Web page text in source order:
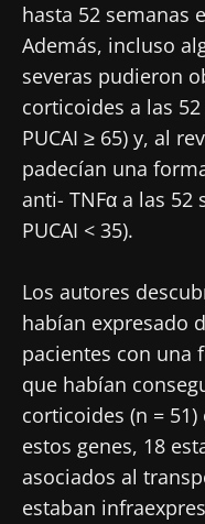
hasta 52 semanas
Además, incluso
severas pudieron
corticoides a las
PUCAI ≥ 65) y, al
padecían una
anti- TNFα a las 52
PUCAI < 35).
Los autores
habían expresado
pacientes con una
que habían
corticoides (n =
estos genes, 18
asociados al
estaban